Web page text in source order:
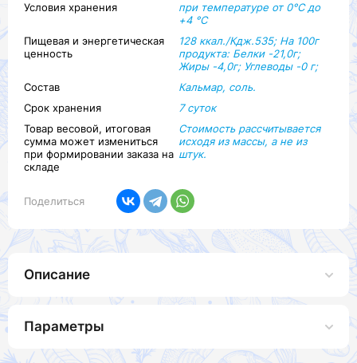
Условия хранения
при температуре от 0°C до
+4 °C
Пищевая и энергетическая
ценность
128 ккал./Кдж.535; На 100г
продукта: Белки -21,0г;
Жиры -4,0г; Углеводы -0 г;
Состав
Кальмар, соль.
Срок хранения
7 суток
Товар весовой, итоговая
сумма может измениться
при формировании заказа на
складе
Стоимость рассчитывается
исходя из массы, а не из
штук.
Поделиться
Описание
Параметры